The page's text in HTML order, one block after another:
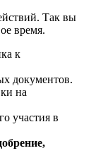
Так вы
время.
к
документов.
на
участия в